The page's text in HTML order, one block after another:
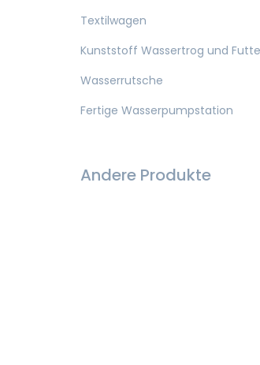
Textilwagen
Kunststoff Wassertrog und
Wasserrutsche
Fertige Wasserpumpstation
Andere Produkte